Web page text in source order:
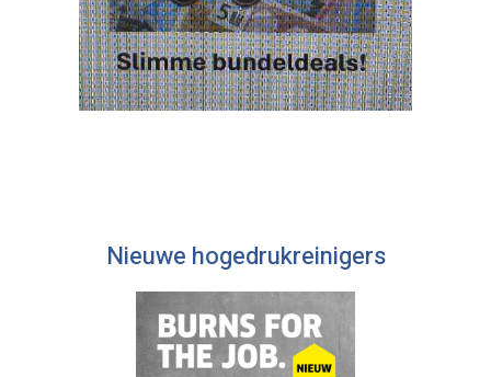
Nieuwe hogedrukreinigers